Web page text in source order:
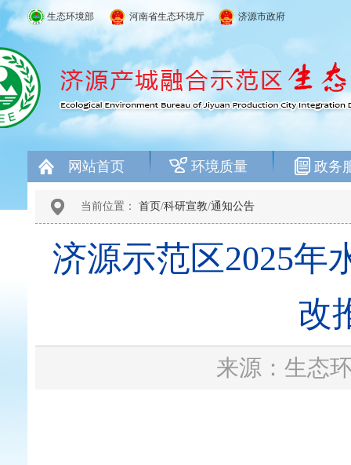
生态环境部 河南省生态环境厅 济源市政府
网站首页 环境质量 政务
当前位置： 首页/科研宣教/通知公告
济源示范区2025年
改
来源：生